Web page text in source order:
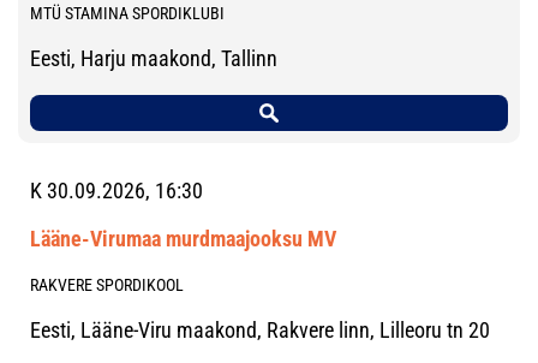
MTÜ STAMINA SPORDIKLUBI
Eesti, Harju maakond, Tallinn
K 30.09.2026, 16:30
Lääne-Virumaa murdmaajooksu MV
RAKVERE SPORDIKOOL
Eesti, Lääne-Viru maakond, Rakvere linn, Lilleoru tn 20